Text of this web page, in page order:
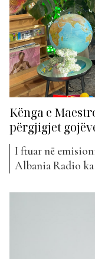
Kënga e
përgjigjet
I ftuar në
Albania Radio
arrira muzikore
realizimeve të
përmendim